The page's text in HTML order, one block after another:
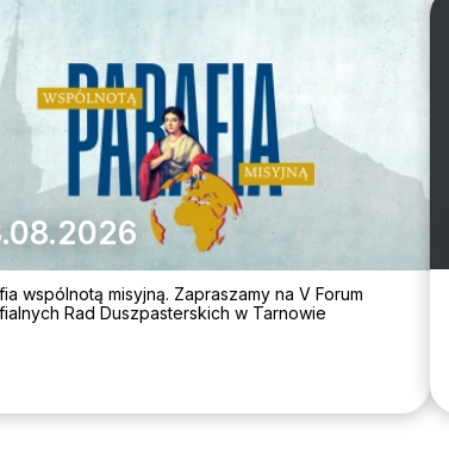
wspólnotą misyjną. Zapraszamy na V Forum
Rad Duszpasterskich w Tarnowie